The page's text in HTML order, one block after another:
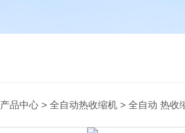
产品中心 > 全自动热收缩机 > 全自动 热收